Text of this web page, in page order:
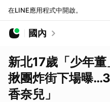
在LINE應用程式中開啟。
國內
新北17歲「少年
揪團炸街下場曝
香奈兒」